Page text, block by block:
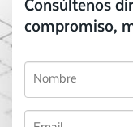
Consúltenos
compromiso,